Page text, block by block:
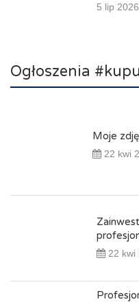
5 lip
Ogłoszenia
Moje
22 kwi
22 kwi